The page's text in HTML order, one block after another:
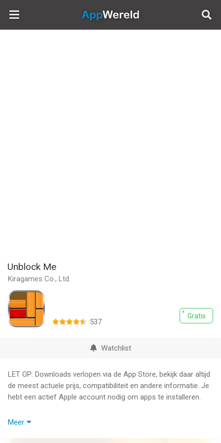
AppWereld
Unblock Me
Kiragames Co., Ltd.
Gratis
537
Watchlist
LET OP: Downloads verlopen via de App Store, bekijk daar altijd
de meest actuele prijs, compatibiliteit en andere informatie. Je
hebt een actief Apple account nodig om apps te installeren.
Relax Your Mind Between Rush Hours. Engage Your Intellect
Meer